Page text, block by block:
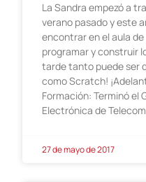
La Sandra empezó a
verano pasado y este
encontrar en el aula
programar y construir
tarde tanto puede ser
como Scratch!
Formación: Terminó el
Electrónica de
27 de mayo de 2017